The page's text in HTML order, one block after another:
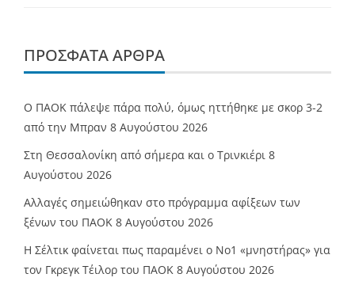
ΠΡΌΣΦΑΤΑ ΆΡΘΡΑ
Ο ΠΑΟΚ πάλεψε πάρα πολύ, όμως ηττήθηκε με σκορ 3-2
από την Μπραν 8 Αυγούστου 2026
Στη Θεσσαλονίκη από σήμερα και ο Τρινκιέρι 8
Αυγούστου 2026
Αλλαγές σημειώθηκαν στο πρόγραμμα αφίξεων των
ξένων του ΠΑΟΚ 8 Αυγούστου 2026
Η Σέλτικ φαίνεται πως παραμένει ο Νο1 «μνηστήρας» για
τον Γκρεγκ Τέιλορ του ΠΑΟΚ 8 Αυγούστου 2026